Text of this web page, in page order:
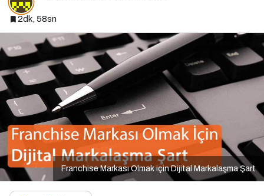
2dk, 58sn
Franchise Markası Olmak için Dijital Markalaşma Şart